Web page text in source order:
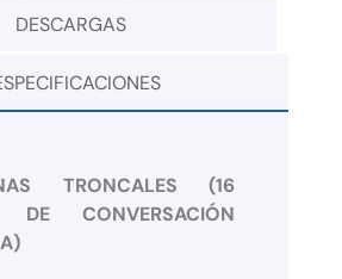
DESCARGAS
TRONCALES (16
DE CONVERSACIÓN